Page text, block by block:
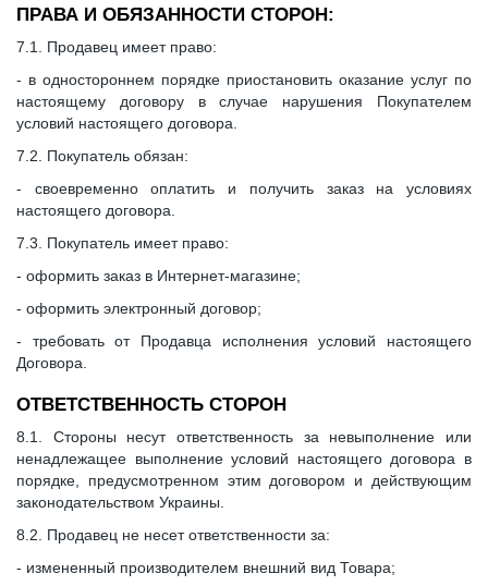
ПРАВА И ОБЯЗАННОСТИ СТОРОН:
7.1. Продавец имеет право:
- в одностороннем порядке приостановить оказание услуг по
настоящему договору в случае нарушения Покупателем
условий настоящего договора.
7.2. Покупатель обязан:
- своевременно оплатить и получить заказ на условиях
настоящего договора.
7.3. Покупатель имеет право:
- оформить заказ в Интернет-магазине;
- оформить электронный договор;
- требовать от Продавца исполнения условий настоящего
Договора.
ОТВЕТСТВЕННОСТЬ СТОРОН
8.1. Стороны несут ответственность за невыполнение или
ненадлежащее выполнение условий настоящего договора в
порядке, предусмотренном этим договором и действующим
законодательством Украины.
8.2. Продавец не несет ответственности за:
- измененный производителем внешний вид Товара;